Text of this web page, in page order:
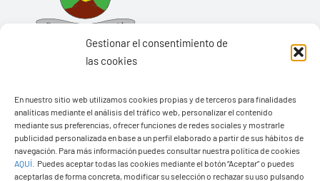
Gestionar el consentimiento de
las cookies
En nuestro sitio web utilizamos cookies propias y de terceros para finalidades
analíticas mediante el análisis del tráfico web, personalizar el contenido
mediante sus preferencias, ofrecer funciones de redes sociales y mostrarle
publicidad personalizada en base a un perfil elaborado a partir de sus hábitos de
navegación. Para más información puedes consultar nuestra política de cookies
AQUÍ
Puedes aceptar todas las cookies mediante el botón “Aceptar” o puedes
aceptarlas de forma concreta, modificar su selección o rechazar su uso pulsando
Ayuntamiento de Yaiza
Pza. de Los Remedios, 1
35570 – Yaiza
Tel:928 83 62 20